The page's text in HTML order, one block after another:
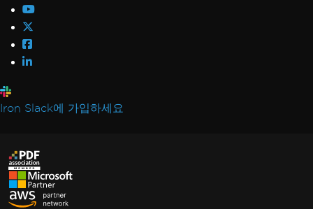
Iron Slack에 가입하세요